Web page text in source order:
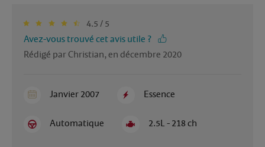
4.5 / 5
Avez-vous trouvé cet avis utile ?
Rédigé par Christian, en décembre 2020
Janvier 2007 Essence
Automatique 2.5L - 218 ch